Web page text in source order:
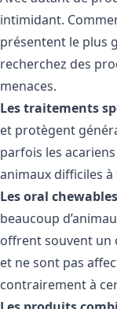
intimidant.
présentent le plus
recherchez des
menaces.
Les traitements
et protègent
parfois les
animaux difficiles
Les oral chewables
beaucoup
offrent souvent un
et ne sont pas
contrairement à